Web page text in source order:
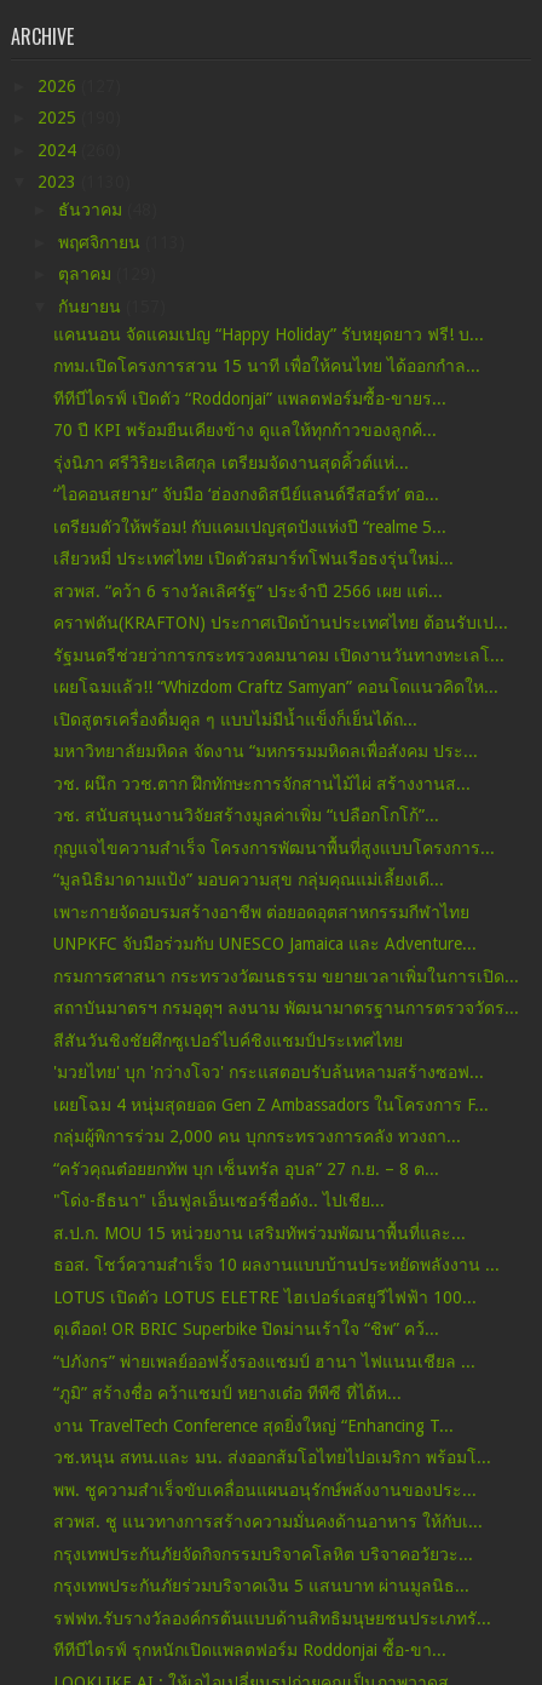
ARCHIVE
2026
2025
2024
2023
ธันวาคม
พฤศจิกายน
ตุลาคม
กันยายน
แคนนอน จัดแคมเปญ “Happy Holiday” รับหยุดยาว ฟรี! บ...
กทม.เปิดโครงการสวน 15 นาที เพื่อให้คนไทย ได้ออกกำล...
ทีทีบีไดรฟ์ เปิดตัว “Roddonjai” แพลตฟอร์มซื้อ-ขายร...
70 ปี KPI พร้อมยืนเคียงข้าง ดูแลให้ทุกก้าวของลูกค้...
รุ่งนิภา ศรีวิริยะเลิศกุล เตรียมจัดงานสุดคิ้วต์แห่...
“ไอคอนสยาม” จับมือ ‘ฮ่องกงดิสนีย์แลนด์รีสอร์ท’ ตอ...
เตรียมตัวให้พร้อม! กับแคมเปญสุดปังแห่งปี “realme 5...
เสียวหมี่ ประเทศไทย เปิดตัวสมาร์ทโฟนเรือธงรุ่นใหม่...
สวพส. “คว้า 6 รางวัลเลิศรัฐ” ประจำปี 2566 เผย แต่...
คราฟตัน(KRAFTON) ประกาศเปิดบ้านประเทศไทย ต้อนรับเป...
รัฐมนตรีช่วยว่าการกระทรวงคมนาคม เปิดงานวันทางทะเลโ...
เผยโฉมแล้ว!! “Whizdom Craftz Samyan” คอนโดแนวคิดให...
เปิดสูตรเครื่องดื่มคูล ๆ แบบไม่มีน้ำแข็งก็เย็นได้ถ...
มหาวิทยาลัยมหิดล จัดงาน “มหกรรมมหิดลเพื่อสังคม ประ...
วช. ผนึก ววช.ตาก ฝึกทักษะการจักสานไม้ไผ่ สร้างงานส...
วช. สนับสนุนงานวิจัยสร้างมูลค่าเพิ่ม “เปลือกโกโก้”...
กุญแจไขความสำเร็จ โครงการพัฒนาพื้นที่สูงแบบโครงการ...
“มูลนิธิมาดามแป้ง” มอบความสุข กลุ่มคุณแม่เลี้ยงเดี...
เพาะกายจัดอบรมสร้างอาชีพ ต่อยอดอุตสาหกรรมกีฬาไทย
UNPKFC จับมือร่วมกับ UNESCO Jamaica และ Adventure...
กรมการศาสนา กระทรวงวัฒนธรรม ขยายเวลาเพิ่มในการเปิด...
สถาบันมาตรฯ กรมอุตุฯ ลงนาม พัฒนามาตรฐานการตรวจวัดร...
สีสันวันชิงชัยศึกซูเปอร์ไบค์ชิงแชมป์ประเทศไทย
'มวยไทย' บุก 'กว่างโจว' กระแสตอบรับล้นหลามสร้างซอฟ...
เผยโฉม 4 หนุ่มสุดยอด Gen Z Ambassadors ในโครงการ F...
กลุ่มผู้พิการร่วม 2,000 คน บุกกระทรวงการคลัง ทวงถา...
“ครัวคุณต๋อยยกทัพ บุก เซ็นทรัล อุบล” 27 ก.ย. – 8 ต...
"โด่ง-ธ​ี​ธนา" เอ็นฟู​ล​เอ็นเซอร์ชื่อดัง​.. ไปเชีย...
ส.ป.ก. MOU 15 หน่วยงาน เสริมทัพร่วมพัฒนาพื้นที่และ...
ธอส. โชว์ความสำเร็จ 10 ผลงานแบบบ้านประหยัดพลังงาน ...
LOTUS เปิดตัว LOTUS ELETRE ไฮเปอร์เอสยูวีไฟฟ้า 100...
ดุเดือด! OR BRIC Superbike ปิดม่านเร้าใจ “ชิพ” คว้...
“ปภังกร” พ่ายเพลย์ออฟรั้งรองแชมป์ ฮานา ไฟแนนเชียล ...
“ภูมิ” สร้างชื่อ คว้าแชมป์ หยางเต๋อ ทีพีซี ที่ไต้ห...
งาน TravelTech Conference สุดยิ่งใหญ่ “Enhancing T...
วช.หนุน สทน.และ มน. ส่งออกส้มโอไทยไปอเมริกา พร้อมโ...
พพ. ชูความสำเร็จขับเคลื่อนแผนอนุรักษ์พลังงานของประ...
สวพส. ชู แนวทางการสร้างความมั่นคงด้านอาหาร ให้กับเ...
กรุงเทพประกันภัยจัดกิจกรรมบริจาคโลหิต บริจาคอวัยวะ...
กรุงเทพประกันภัยร่วมบริจาคเงิน 5 แสนบาท ผ่านมูลนิธ...
รฟฟท.รับรางวัลองค์กรต้นแบบด้านสิทธิมนุษยชนประเภทรั...
ทีทีบีไดรฟ์ รุกหนักเปิดแพลตฟอร์ม Roddonjai ซื้อ-ขา...